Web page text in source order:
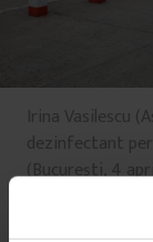
Irina Vasilescu
dezinfectant
(București, 4